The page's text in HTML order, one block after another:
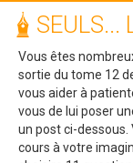
SEULS...
Vous êtes
sortie du tome 12
vous aider à
vous de lui poser
un post ci-dessous.
cours à votre